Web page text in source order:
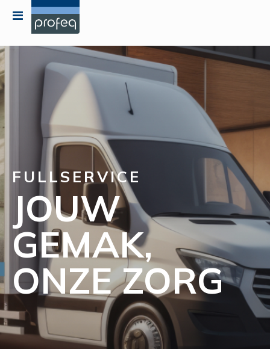
Toggle
Nav
FULLSERVICE
JOUW
GEMAK,
ONZE ZORG